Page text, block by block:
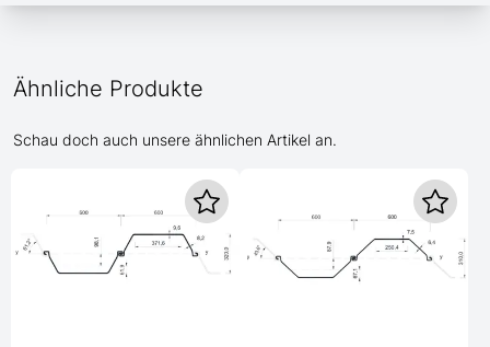
Ähnliche Produkte
Schau doch auch unsere ähnlichen Artikel an.